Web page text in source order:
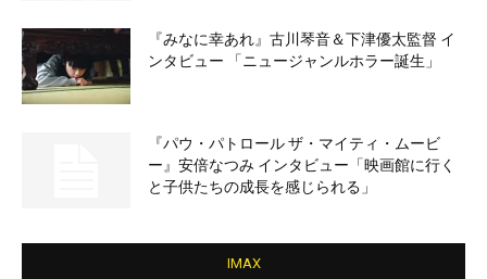
『みなに幸あれ』古川琴音＆下津優太監督 イ
ンタビュー 「ニュージャンルホラー誕生」
『パウ・パトロール ザ・マイティ・ムービ
ー』安倍なつみ インタビュー「映画館に行く
と子供たちの成長を感じられる」
IMAX